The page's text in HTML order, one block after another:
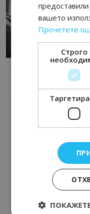
вашето
Прочетете
Строго